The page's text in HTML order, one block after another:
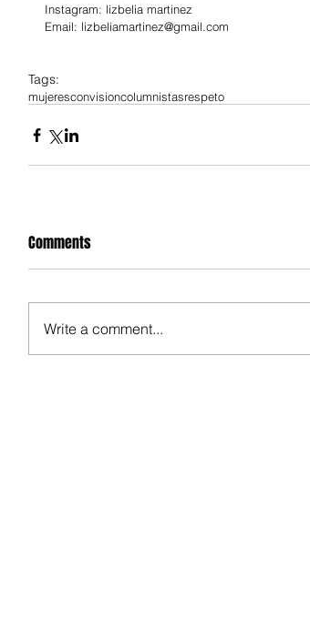
Instagram: lizbelia martinez
Email: lizbeliamartinez@gmail.com
Tags:
mujeresconvisioncolumnistasrespeto
Comments
Write a comment...